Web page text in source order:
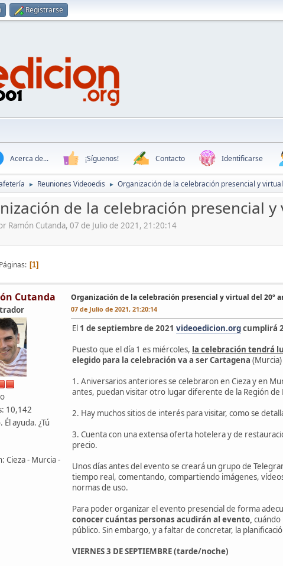
Registrarse
Acerca de... ¡Síguenos! Contacto Identificarse
► Reuniones Videoedis ► Organización de la celebración presencial y
de la celebración presencial
Ramón Cutanda, 07 de Julio de 2021, 21:20:14
Páginas 1
Cutanda
10,142
Él ayuda. ¿Tú
Cieza - Murcia -
Organización de la celebración presencial y virtual del 20º
07 de Julio de 2021, 21:20:14
El 1 de septiembre de 2021 videoedicion.orgcumplirá
Puesto que el día 1 es miércoles, la celebración tendrá
elegido para la celebración va a ser Cartagena
1. Aniversarios anteriores se celebraron en Cieza y en
antes, puedan visitar otro lugar diferente de la Región de
2. Hay muchos sitios de interés para visitar, como se
3. Cuenta con una extensa oferta hotelera y de
precio.
Unos días antes del evento se creará un grupo de
tiempo real, comentando, compartiendo imágenes,
normas de uso.
Para poder organizar el evento presencial de forma
conocer cuántas personas acudirán al evento, cuándo
público. Sin embargo, y a faltar de concretar, la
VIERNES 3 DE SEPTIEMBRE (tarde/noche)